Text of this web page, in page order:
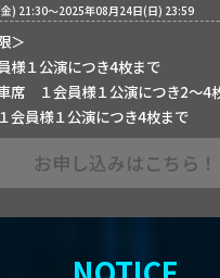
) 21:30～2025年08月24日(日) 23:59
＞
１公演につき4枚まで
席 １会員様１公演につき2～4
員様１公演につき4枚まで
お申し込みはこちら！